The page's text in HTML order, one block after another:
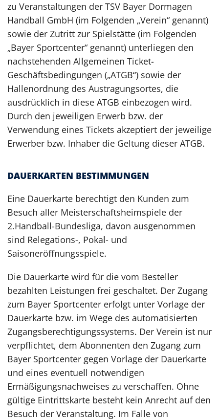
zu Veranstaltungen der TSV Bayer Dormagen
Handball GmbH (im Folgenden „Verein“ genannt)
sowie der Zutritt zur Spielstätte (im Folgenden
„Bayer Sportcenter“ genannt) unterliegen den
nachstehenden Allgemeinen Ticket-
Geschäftsbedingungen („ATGB“) sowie der
Hallenordnung des Austragungsortes, die
ausdrücklich in diese ATGB einbezogen wird.
Durch den jeweiligen Erwerb bzw. der
Verwendung eines Tickets akzeptiert der jeweilige
Erwerber bzw. Inhaber die Geltung dieser ATGB.
DAUERKARTEN BESTIMMUNGEN
Eine Dauerkarte berechtigt den Kunden zum
Besuch aller Meisterschaftsheimspiele der
2.Handball-Bundesliga, davon ausgenommen
sind Relegations-, Pokal- und
Saisoneröffnungsspiele.
Die Dauerkarte wird für die vom Besteller
bezahlten Leistungen frei geschaltet. Der Zugang
zum Bayer Sportcenter erfolgt unter Vorlage der
Dauerkarte bzw. im Wege des automatisierten
Zugangsberechtigungssystems. Der Verein ist nur
verpflichtet, dem Abonnenten den Zugang zum
Bayer Sportcenter gegen Vorlage der Dauerkarte
und eines eventuell notwendigen
Ermäßigungsnachweises zu verschaffen. Ohne
gültige Eintrittskarte besteht kein Anrecht auf den
Besuch der Veranstaltung. Im Falle von